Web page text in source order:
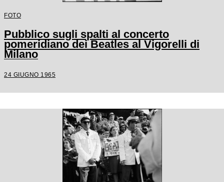
FOTO
Pubblico sugli spalti al concerto
pomeridiano dei Beatles al Vigorelli di
Milano
24 GIUGNO 1965